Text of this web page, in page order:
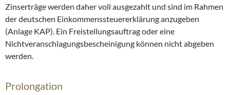
Zinserträge werden daher voll ausgezahlt und sind im Rahmen
der deutschen Einkommenssteuererklärung anzugeben
(Anlage KAP). Ein Freistellungsauftrag oder eine
Nichtveranschlagungsbescheinigung können nicht abgeben
werden.
Prolongation